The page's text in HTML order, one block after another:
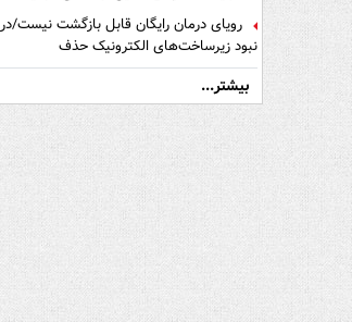
تفاهم نامه!
رویای درمان رایگان قابل بازگشت نیست/در
نبود زیرساخت‌های الکترونیک حذف
دفترچه‌های بیمه اشتباه مضاعف است
بیشتر...